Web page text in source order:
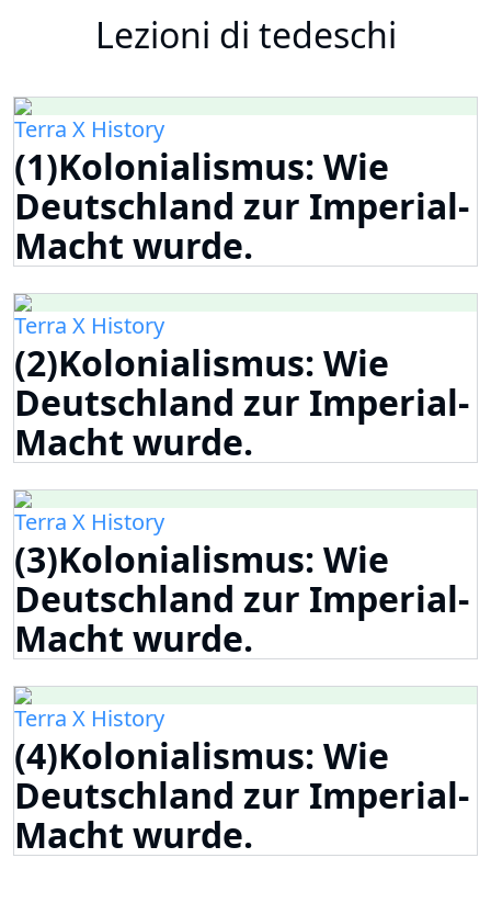
Lezioni di tedeschi
Terra X History
(1)Kolonialismus: Wie
Deutschland zur Imperial-
Macht wurde.
Terra X History
(2)Kolonialismus: Wie
Deutschland zur Imperial-
Macht wurde.
Terra X History
(3)Kolonialismus: Wie
Deutschland zur Imperial-
Macht wurde.
Terra X History
(4)Kolonialismus: Wie
Deutschland zur Imperial-
Macht wurde.